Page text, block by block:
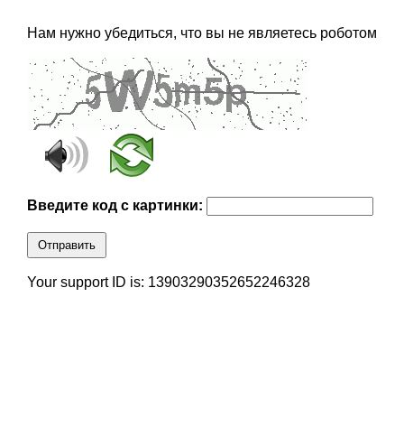
Нам нужно убедиться, что вы не являетесь роботом
Введите код с картинки:
Отправить
Your support ID is: 13903290352652246328